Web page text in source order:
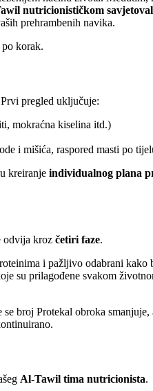
nutricionističkom
prehrambenih navika.
korak.
pregled uključuje:
mokraćna kiselina itd.)
i mišića, raspored masti po
kreiranje individualnog plana
odvija kroz četiri faze.
i pažljivo odabrani kako
su prilagođene svakom
broj Protekal obroka smanjuje,
Al-Tawil tima nutricionista.